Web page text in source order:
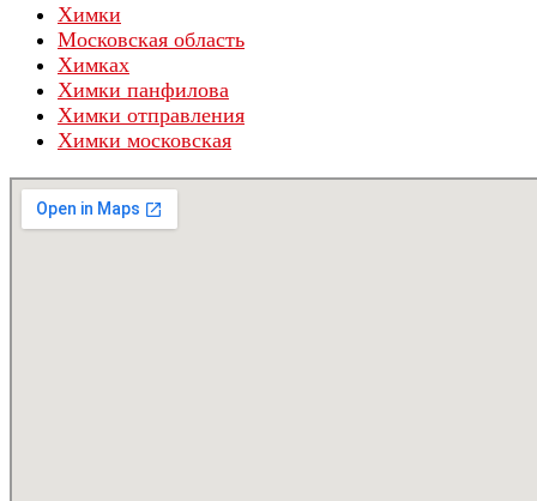
Химки
Московская область
Химках
Химки панфилова
Химки отправления
Химки московская